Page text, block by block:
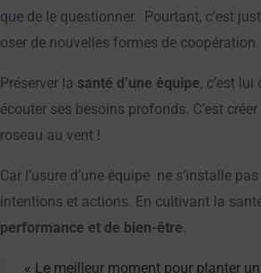
que de le questionner. Pourtant, c’est
oser de nouvelles formes de coopération.
Préserver la santé d’une équipe, c’est
écouter ses besoins profonds. C’est créer
roseau au vent !
Car l’usure d’une équipe ne s’installe
intentions et actions. En cultivant la
performance et de bien-être.
« Le meilleur moment pour planter